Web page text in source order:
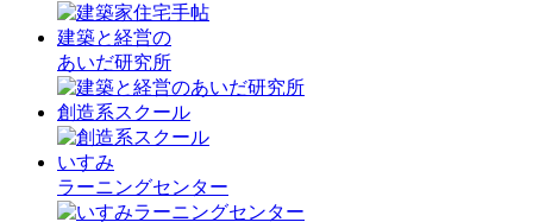
建築と経営の
あいだ研究所
創造系スクール
いすみ
ラーニングセンター